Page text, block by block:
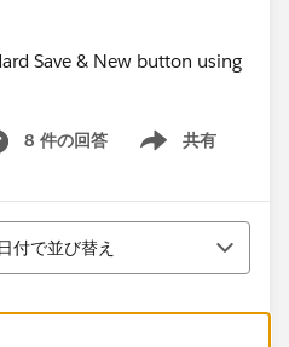
Save & New button using
8 件の回答 共有
Show menu
替え
日付で並び替え